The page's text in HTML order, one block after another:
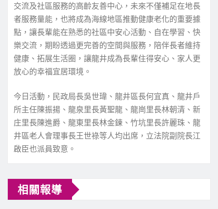
交流及社區服務的高齡友善中心，未來不僅補足在地長
者服務量能，也將成為海線地區推動健康老化的重要據
點，讓長輩能在熟悉的社區中安心活動、自在學習、快
樂交流，期盼透過更完善的空間與服務，陪伴長者維持
健康、拓展生活圈，讓龍井成為長輩住得安心、家人更
放心的幸福宜居環境。
今日活動，民政局長吳世瑋、龍井區長何宜真、龍井戶
所主任陳振揚、龍泉里長黃聖龍、龍崗里長林朝清、新
庄里長陳進爵、龍東里長林金鍊、竹坑里長許麗珠、龍
井區老人會理事長王世祿等人均出席，立法院副院長江
啟臣也派員致意。
相關報導